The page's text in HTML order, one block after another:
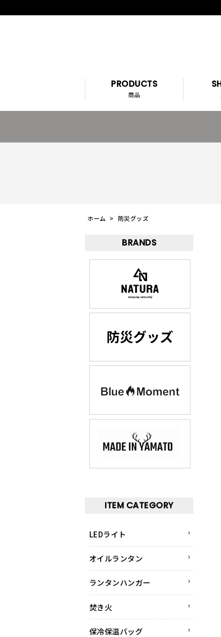
PRODUCTS
商品
ホーム > 防災グッズ
BRANDS
ITEM CATEGORY
LEDライト
オイルランタン
ランタンハンガー
焚き火
保冷保温バッグ